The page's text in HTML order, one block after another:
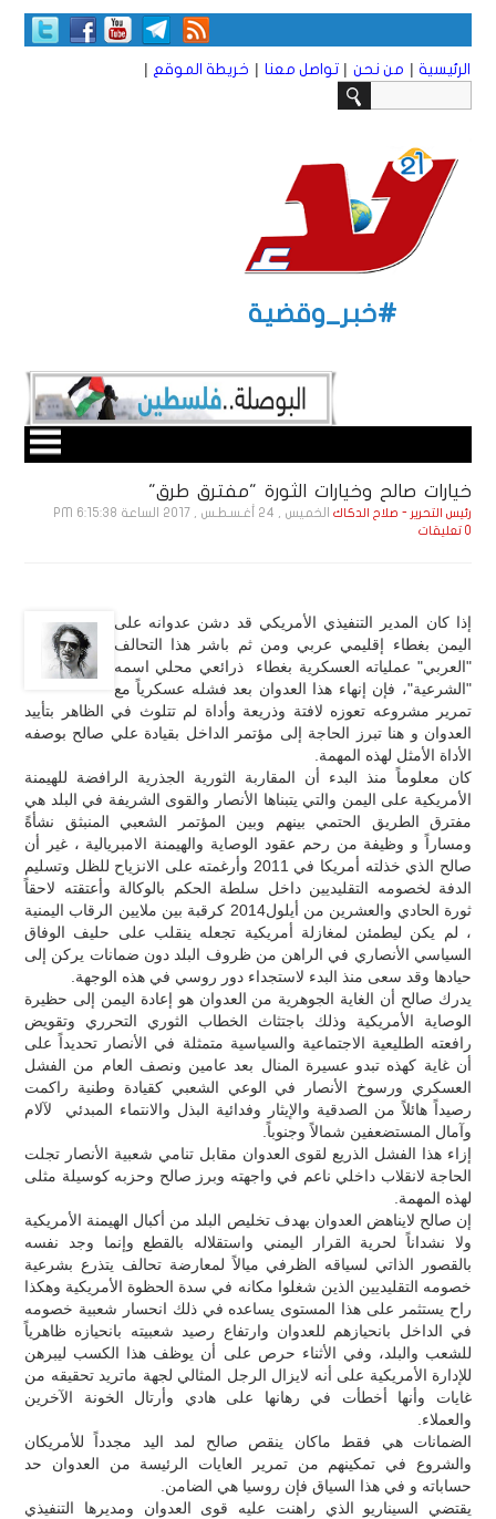
الرئيسية | من نحن | تواصل معنا | خريطة الموقع |
#خبر_وقضية
خيارات صالح وخيارات الثورة "مفترق طرق"
رئيس التحرير - صلاح الدكاك الخميس , 24 أغـسـطـس , 2017 الساعة 6:15:38 PM
0 تعليقات
إذا كان المدير التنفيذي الأمريكي قد دشن عدوانه على
اليمن بغطاء إقليمي عربي ومن ثم باشر هذا التحالف
"العربي" عملياته العسكرية بغطاء ذرائعي محلي اسمه
"الشرعية"، فإن إنهاء هذا العدوان بعد فشله عسكرياً مع
تمرير مشروعه تعوزه لافتة وذريعة وأداة لم تتلوث في الظاهر بتأييد
العدوان و هنا تبرز الحاجة إلى مؤتمر الداخل بقيادة علي صالح بوصفه
الأداة الأمثل لهذه المهمة.
كان معلوماً منذ البدء أن المقاربة الثورية الجذرية الرافضة للهيمنة
الأمريكية على اليمن والتي يتبناها الأنصار والقوى الشريفة في البلد هي
مفترق الطريق الحتمي بينهم وبين المؤتمر الشعبي المنبثق نشأةً
ومساراً و وظيفة من رحم عقود الوصاية والهيمنة الامبريالية ، غير أن
صالح الذي خذلته أمريكا في 2011 وأرغمته على الانزياح للظل وتسليم
الدفة لخصومه التقليديين داخل سلطة الحكم بالوكالة وأعتقته لاحقاً
ثورة الحادي والعشرين من أيلول2014 كرقبة بين ملايين الرقاب اليمنية
، لم يكن ليطمئن لمغازلة أمريكية تجعله ينقلب على حليف الوفاق
السياسي الأنصاري في الراهن من ظروف البلد دون ضمانات يركن إلى
حيادها وقد سعى منذ البدء لاستجداء دور روسي في هذه الوجهة.
يدرك صالح أن الغاية الجوهرية من العدوان هو إعادة اليمن إلى حظيرة
الوصاية الأمريكية وذلك باجتثاث الخطاب الثوري التحرري وتقويض
رافعته الطليعية الاجتماعية والسياسية متمثلة في الأنصار تحديداً على
أن غاية كهذه تبدو عسيرة المنال بعد عامين ونصف العام من الفشل
العسكري ورسوخ الأنصار في الوعي الشعبي كقيادة وطنية راكمت
رصيداً هائلاً من الصدقية والإيثار وفدائية البذل والانتماء المبدئي لآلام
وآمال المستضعفين شمالاً وجنوباً.
إزاء هذا الفشل الذريع لقوى العدوان مقابل تنامي شعبية الأنصار تجلت
الحاجة لانقلاب داخلي ناعم في واجهته وبرز صالح وحزبه كوسيلة مثلى
لهذه المهمة.
إن صالح لايناهض العدوان بهدف تخليص البلد من أكبال الهيمنة الأمريكية
ولا نشداناً لحرية القرار اليمني واستقلاله بالقطع وإنما وجد نفسه
بالقصور الذاتي لسياقه الظرفي ميالاً لمعارضة تحالف يتذرع بشرعية
خصومه التقليديين الذين شغلوا مكانه في سدة الحظوة الأمريكية وهكذا
راح يستثمر على هذا المستوى يساعده في ذلك انحسار شعبية خصومه
في الداخل بانحيازهم للعدوان وارتفاع رصيد شعبيته بانحيازه ظاهرياً
للشعب والبلد، وفي الأثناء حرص على أن يوظف هذا الكسب ليبرهن
للإدارة الأمريكية على أنه لايزال الرجل المثالي لجهة ماتريد تحقيقه من
غايات وأنها أخطأت في رهانها على هادي وأرتال الخونة الآخرين
والعملاء.
الضمانات هي فقط ماكان ينقص صالح لمد اليد مجدداً للأمريكان
والشروع في تمكينهم من تمرير العايات الرئيسة من العدوان حد
حساباته و في هذا السياق فإن روسيا هي الضامن.
يقتضي السيناريو الذي راهنت عليه قوى العدوان ومديرها التنفيذي